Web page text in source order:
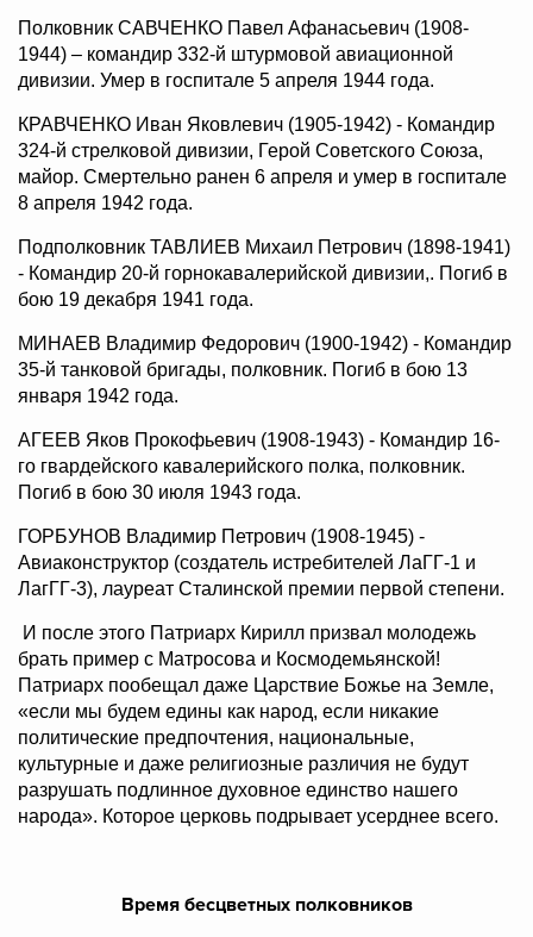
Полковник САВЧЕНКО Павел Афанасьевич (1908-
1944) – командир 332-й штурмовой авиационной
дивизии. Умер в госпитале 5 апреля 1944 года.
КРАВЧЕНКО Иван Яковлевич (1905-1942) - Командир
324-й стрелковой дивизии, Герой Советского Союза,
майор. Смертельно ранен 6 апреля и умер в госпитале
8 апреля 1942 года.
Подполковник ТАВЛИЕВ Михаил Петрович (1898-1941)
- Командир 20-й горнокавалерийской дивизии,. Погиб в
бою 19 декабря 1941 года.
МИНАЕВ Владимир Федорович (1900-1942) - Командир
35-й танковой бригады, полковник. Погиб в бою 13
января 1942 года.
АГЕЕВ Яков Прокофьевич (1908-1943) - Командир 16-
го гвардейского кавалерийского полка, полковник.
Погиб в бою 30 июля 1943 года.
ГОРБУНОВ Владимир Петрович (1908-1945) -
Авиаконструктор (создатель истребителей ЛаГГ-1 и
ЛагГГ-3), лауреат Сталинской премии первой степени.
И после этого Патриарх Кирилл призвал молодежь
брать пример с Матросова и Космодемьянской!
Патриарх пообещал даже Царствие Божье на Земле,
«если мы будем едины как народ, если никакие
политические предпочтения, национальные,
культурные и даже религиозные различия не будут
разрушать подлинное духовное единство нашего
народа». Которое церковь подрывает усерднее всего.
Время бесцветных полковников